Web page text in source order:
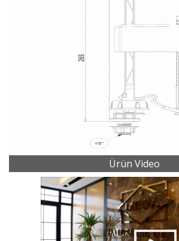
Ürün Video